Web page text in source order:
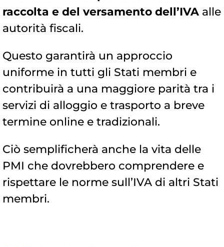
raccolta e del versamento dell’IVA alle
autorità fiscali.
Questo garantirà un approccio
uniforme in tutti gli Stati membri e
contribuirà a una maggiore parità tra i
servizi di alloggio e trasporto a breve
termine online e tradizionali.
Ciò semplificherà anche la vita delle
PMI che dovrebbero comprendere e
rispettare le norme sull’IVA di altri Stati
membri.